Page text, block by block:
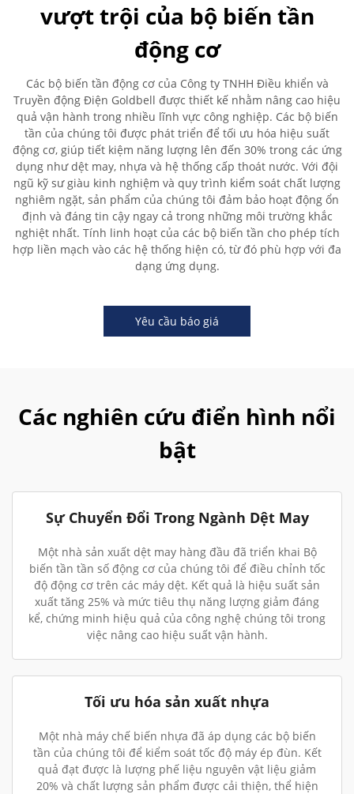
vượt trội của bộ biến tần
động cơ
Các bộ biến tần động cơ của Công ty TNHH Điều khiển và
Truyền động Điện Goldbell được thiết kế nhằm nâng cao hiệu
quả vận hành trong nhiều lĩnh vực công nghiệp. Các bộ biến
tần của chúng tôi được phát triển để tối ưu hóa hiệu suất
động cơ, giúp tiết kiệm năng lượng lên đến 30% trong các ứng
dụng như dệt may, nhựa và hệ thống cấp thoát nước. Với đội
ngũ kỹ sư giàu kinh nghiệm và quy trình kiểm soát chất lượng
nghiêm ngặt, sản phẩm của chúng tôi đảm bảo hoạt động ổn
định và đáng tin cậy ngay cả trong những môi trường khắc
nghiệt nhất. Tính linh hoạt của các bộ biến tần cho phép tích
hợp liền mạch vào các hệ thống hiện có, từ đó phù hợp với đa
dạng ứng dụng.
Yêu cầu báo giá
Các nghiên cứu điển hình nổi
bật
Sự Chuyển Đổi Trong Ngành Dệt May
Một nhà sản xuất dệt may hàng đầu đã triển khai Bộ
biến tần tần số động cơ của chúng tôi để điều chỉnh tốc
độ động cơ trên các máy dệt. Kết quả là hiệu suất sản
xuất tăng 25% và mức tiêu thụ năng lượng giảm đáng
kể, chứng minh hiệu quả của công nghệ chúng tôi trong
việc nâng cao hiệu suất vận hành.
Tối ưu hóa sản xuất nhựa
Một nhà máy chế biến nhựa đã áp dụng các bộ biến
tần của chúng tôi để kiểm soát tốc độ máy ép đùn. Kết
quả đạt được là lượng phế liệu nguyên vật liệu giảm
20% và chất lượng sản phẩm được cải thiện, thể hiện